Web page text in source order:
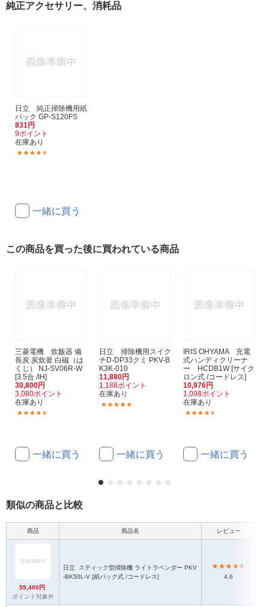
純正アクセサリー、消耗品
日立 純正掃除機用紙
パック GP-S120FS
831円
9ポイント
在庫あり
一緒に買う
この商品を買った後に買われている商品
三菱電機 炊飯器 備
長炭 炭炊釜 白磁（は
くじ） NJ-SV06R-W
[3.5合 /IH]
30,800円
3,080ポイント
在庫あり
一緒に買う
日立 掃除機用スイク
チD-DP33クミ PKV-B
K3K-010
11,880円
1,188ポイント
在庫あり
一緒に買う
IRIS OHYAMA 充電
式ハンディクリーナ
ー HCDB1W [サイク
ロン式 /コードレス]
10,976円
1,098ポイント
在庫あり
一緒に買う
類似の商品と比較
商品 商品名 レビュー
59,400円
ポイント対象外
日立
-BK50L-V [紙パック式 /コードレス]
4.6